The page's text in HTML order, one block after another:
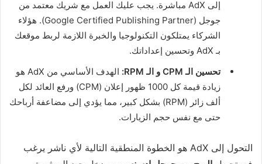
إلى AdX مباشرة. يجب عليك العمل مع شريك معتمد من
جوجل (Google Certified Publishing Partner). هؤلاء
الشركاء يمتلكون التكنولوجيا والخبرة اللازمة لربط موقعك
بـ AdX وتحسين إعداداتك.
تحسين الـ CPM و الـ RPM:
الهدف الأساسي من AdX هو
زيادة قيمة كل 1000 ظهور إعلان (CPM) ورفع العائد لكل
ألف زائر (RPM) بشكل كبير، مما يؤدي إلى مضاعفة أرباحك
حتى مع نفس حجم الزيارات.
التحول إلى AdX هو الخطوة المنطقية التالية لأي ناشر يرغب